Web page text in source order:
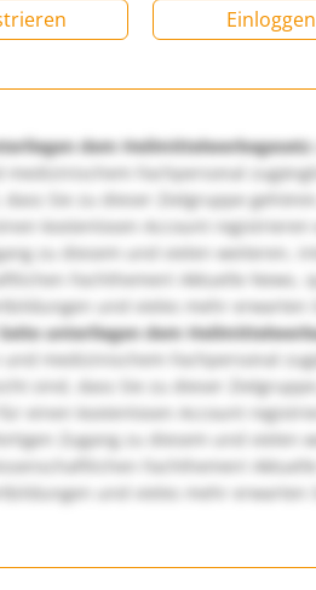
Einloggen
dem Heilmittelwerbegesetz
Fachpersonal
dass Sie zu dieser Zielgruppe
kostenlosen Account
zu diesem und vielen weiteren,
Fachthemen! Aktuelle News,
und vieles mehr erwarten
unterliegen dem
medizinischem Fachpersonal
sind, dass Sie zu dieser
einen kostenlosen Account
Zugang zu diesem und vielen
Fachthemen!
und vieles mehr erwarten